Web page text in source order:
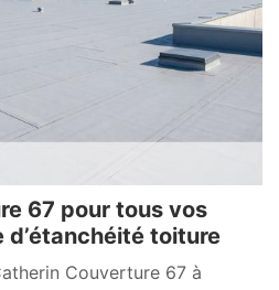
67 pour tous vos
d’étanchéité toiture
Couverture 67 à